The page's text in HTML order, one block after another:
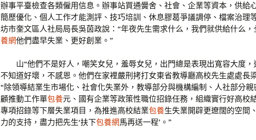
辦事平臺檢查各類僱用信息。辦事站買通黌舍、社會、企業等資本，供給
簡歷優化、個人工作才能測評、技巧培訓、休息膠葛爭議調停、檔案治理
坊市奎文區人社局局長吳茵政說：“年夜先生需求什么，我們就供給什么，
養網他們盡早失業、更好創業。”
山“他們不是好人，嘲笑女兒，羞辱女兒，出門總是表現出寬容大度
不知道好壞，不感恩。他們在家裡嚴刑拷打女東省教導廳高校先生處處長
“除領導結業生市場化、社會化失業外，教導部分與機構編制、人社部分
顧推動工作單包養元、國有企業等政策性職位招錄任務，組織實行好高校
專項招錄等下層失業項目，為推進高校結業包養生失業開辟更遼闊的空間
力的支持，盡力把先生‘扶下包養網馬再送一程’。”